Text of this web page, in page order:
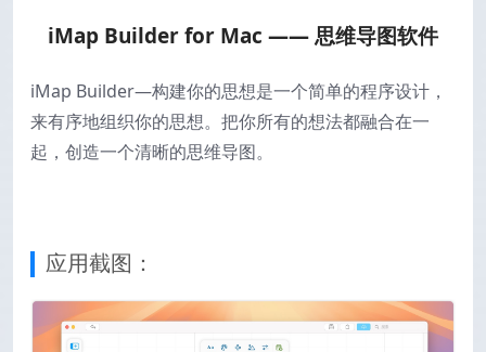
iMap Builder for Mac —— 思维导图软件
iMap Builder—构建你的思想是一个简单的程序设计，
来有序地组织你的思想。把你所有的想法都融合在一
起，创造一个清晰的思维导图。
应用截图：